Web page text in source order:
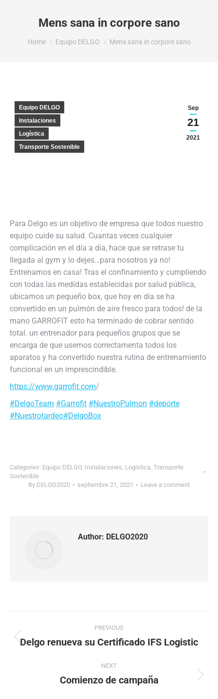
Mens sana in corpore sano
You are here:
Home Equipo DELGO Mens sana in corpore sano
Sep
21
2021
Equipo DELGO
Instalaciones
Logística
Transporte Sostenible
Para Delgo es un objetivo de empresa que todos nuestro
equipo cuide su salud. Cuantas veces cualquier
complicación en el día a día, hace que se retrase tu
llegada al gym y lo dejes…para nosotros ya no!
Entrenamos en casa! Tras el confinamiento y cumpliendo
con todas las medidas establecidas por salud pública,
ubicamos un pequeño box, que hoy en día se ha
convertido en un pulmón de aire fresco para todos! de la
mano GARROFIT esto ha terminado de cobrar sentido
total. un entrenador para pequeños grupos que se
encarga de que usemos correctamenta todos los
aparatos y ha convertido nuestra rutina de entrenamiento
funcional en un imprescindible.
https://www.garrofit.com/
#DelgoTeam #Garrofit #NuestroPulmon #deporte
#Nuestrotardeo#DelgoBox
Categories: Equipo DELGO, Instalaciones, Logística, Transporte
Sostenible
By DELGO2020 septiembre 21, 2021 Leave a comment
Author: DELGO2020
navigation
PREVIOUS
Previous
Delgo renueva su Certificado IFS Logistic
NEXT
Next
Comienzo de campaña